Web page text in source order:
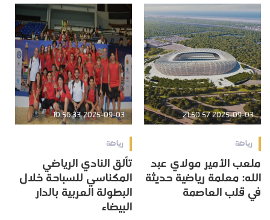
2025-09-03 21:50:57
رياضة
ملعب الأمير مولاي عبد
الله: معلمة رياضية حديثة
في قلب العاصمة
2025-09-03 10:56:33
رياضة
تألق النادي الرياضي
المكناسي للسباحة خلال
البطولة العربية بالدار
البيضاء